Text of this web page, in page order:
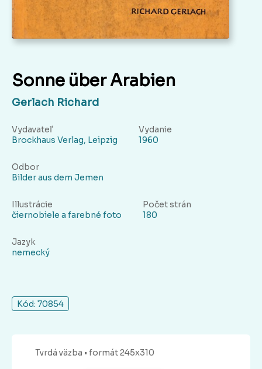
Sonne über Arabien
Gerlach Richard
Vydavateľ
Brockhaus Verlag, Leipzig
Vydanie
1960
Odbor
Bilder aus dem Jemen
Illustrácie
čiernobiele a farebné foto
Počet strán
180
Jazyk
nemecký
Kód: 70854
Tvrdá väzba • formát 245x310